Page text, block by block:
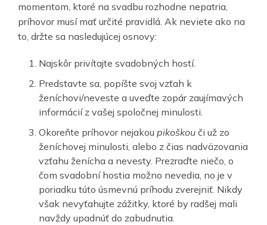
momentom, ktoré na svadbu rozhodne nepatria,
príhovor musí mať určité pravidlá. Ak neviete ako na
to, držte sa nasledujúcej osnovy:
Najskôr privítajte svadobných hostí.
Predstavte sa, popíšte svoj vzťah k
ženíchovi/neveste a uveďte zopár zaujímavých
informácií z vašej spoločnej minulosti.
Okoreňte príhovor nejakou pikoškou či už zo
ženíchovej minulosti, alebo z čias nadväzovania
vzťahu ženícha a nevesty. Prezraďte niečo, o
čom svadobní hostia možno nevedia, no je v
poriadku túto úsmevnú príhodu zverejniť. Nikdy
však nevyťahujte zážitky, ktoré by radšej mali
navždy upadnúť do zabudnutia.